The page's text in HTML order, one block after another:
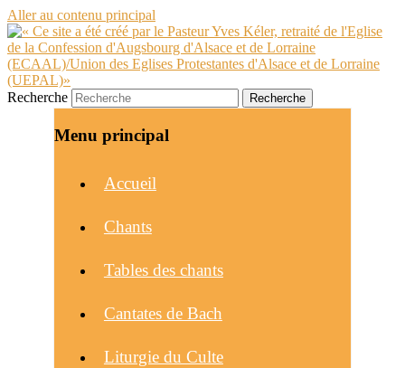
Aller au contenu principal
Recherche
Menu principal
Accueil
Chants
Tables des chants
Cantates de Bach
Liturgie du Culte